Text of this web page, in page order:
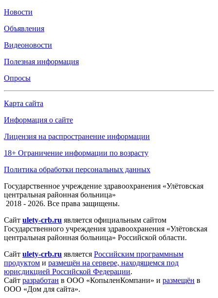
Новости
Объявления
Видеоновости
Полезная информация
Опросы
Карта сайта
Информация о сайте
Лицензия на распространение информации
18+ Ограничение информации по возрасту
Политика обработки персональных данных
Государственное учреждение здравоохранения «Улётовская
центральная районная больница»
2018 - 2026. Все права защищены.
Сайт ulety-crb.ru является официальным сайтом
Государственного учреждения здравоохранения «Улётовская
центральная районная больница» Российской области.
Сайт ulety-crb.ru является Российским программным
продуктом и размещён на сервере, находящемся под
юрисдикцией Российской Федерации.
Сайт разработан в ООО «КопыленКомпани» и размещён в
ООО «Дом для сайта».